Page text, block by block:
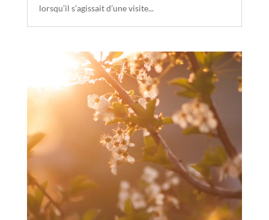
lorsqu’il s’agissait d’une visite...